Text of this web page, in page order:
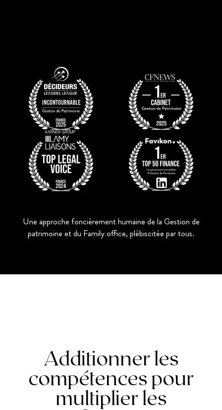
Une approche foncièrement humaine de la Gestion de
patrimoine et du Family office, plébiscitée par tous.
Additionner les
compétences pour
multiplier les